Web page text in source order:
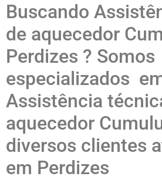
Buscando
de aquecedor
Perdizes ? Somos
especializados
Assistência
aquecedor
diversos clientes
em Perdizes